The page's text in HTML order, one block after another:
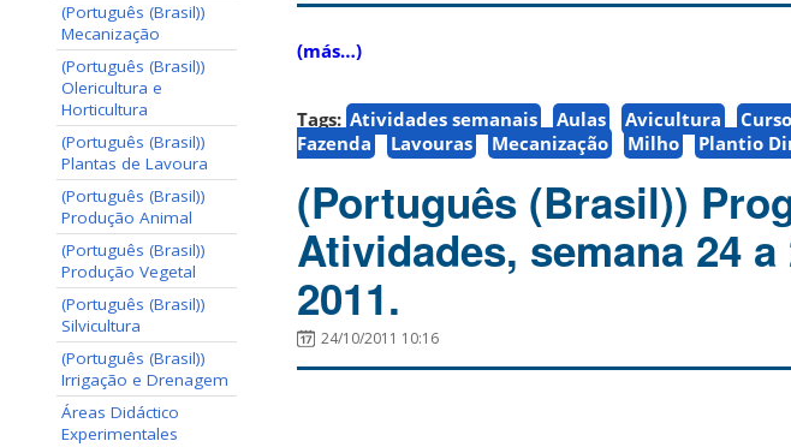
(Português (Brasil))
Mecanização
(Português (Brasil))
Olericultura e
Horticultura
(Português (Brasil))
Plantas de Lavoura
(Português (Brasil))
Produção Animal
(Português (Brasil))
Produção Vegetal
(Português (Brasil))
Silvicultura
(Português (Brasil))
Irrigação e Drenagem
Áreas Didáctico
Experimentales
(más…)
Tags: Atividades semanais Aulas Avicultura
Fazenda
Lavouras Mecanização Milho Plantio
(Português (Brasil))
Atividades, semana 24
2011.
24/10/2011 10:16